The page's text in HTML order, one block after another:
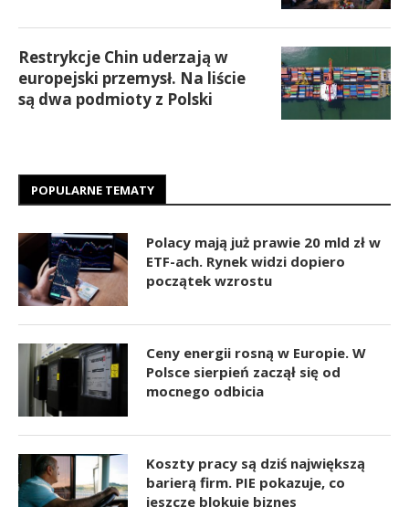
Restrykcje Chin uderzają w
europejski przemysł. Na liście
są dwa podmioty z Polski
POPULARNE TEMATY
Polacy mają już prawie 20 mld zł w
ETF-ach. Rynek widzi dopiero
początek wzrostu
Ceny energii rosną w Europie. W
Polsce sierpień zaczął się od
mocnego odbicia
Koszty pracy są dziś największą
barierą firm. PIE pokazuje, co
jeszcze blokuje biznes